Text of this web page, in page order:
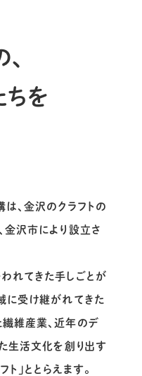
ちを
、金沢のクラフトの
金沢市により設立さ
れてきた手しごとが
に受け継がれてきた
維産業、近年のデ
生活文化を創り出す
」ととらえます。